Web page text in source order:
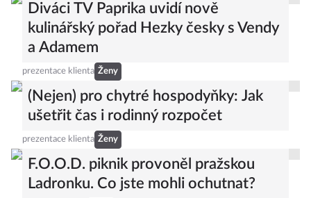
Diváci TV Paprika uvidí nově
kulinářský pořad Hezky česky s Vendy
a Adamem
prezentace klienta Ženy
(Nejen) pro chytré hospodyňky: Jak
ušetřit čas i rodinný rozpočet
prezentace klienta Ženy
F.O.O.D. piknik provoněl pražskou
Ladronku. Co jste mohli ochutnat?